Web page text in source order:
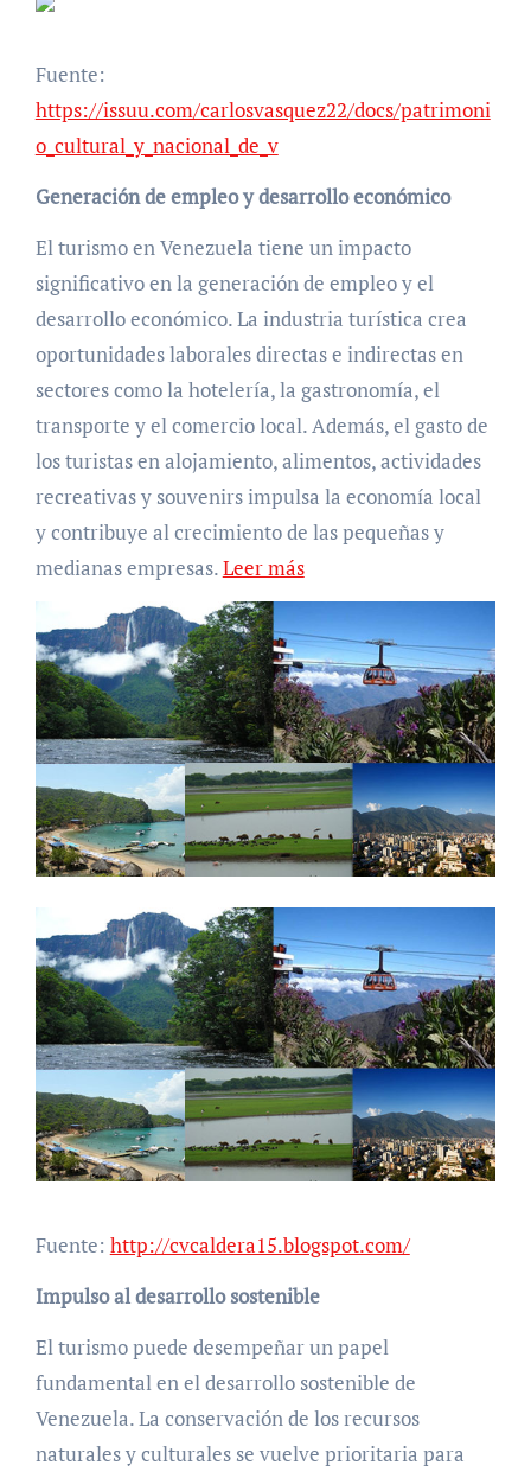
Fuente:
https://issuu.com/carlosvasquez22/docs/patrimoni
o_cultural_y_nacional_de_v
Generación de empleo y desarrollo económico
El turismo en Venezuela tiene un impacto
significativo en la generación de empleo y el
desarrollo económico. La industria turística crea
oportunidades laborales directas e indirectas en
sectores como la hotelería, la gastronomía, el
transporte y el comercio local. Además, el gasto de
los turistas en alojamiento, alimentos, actividades
recreativas y souvenirs impulsa la economía local
y contribuye al crecimiento de las pequeñas y
medianas empresas.Leer más
Fuente: http://cvcaldera15.blogspot.com/
Impulso al desarrollo sostenible
El turismo puede desempeñar un papel
fundamental en el desarrollo sostenible de
Venezuela. La conservación de los recursos
naturales y culturales se vuelve prioritaria para